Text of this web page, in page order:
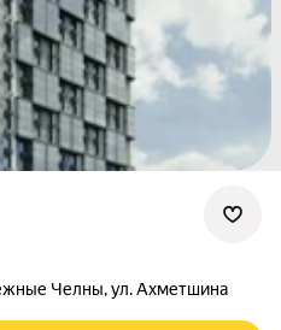
Челны, ул. Ахметшина